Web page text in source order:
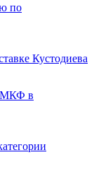
Кустодиева